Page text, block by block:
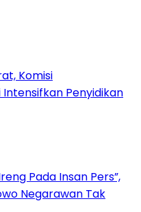
Komisi
Penyidikan
Pada Insan Pers”,
Negarawan Tak